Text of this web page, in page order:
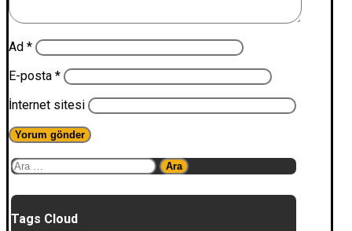
Ad *
E-posta *
İnternet sitesi
Arama:
Tags Cloud